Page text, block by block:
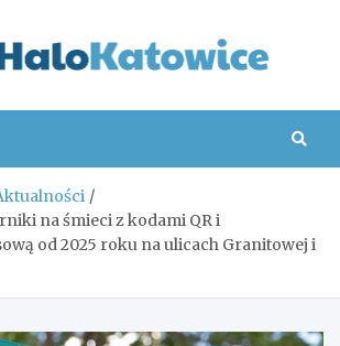
na śmieci z kodami QR i
od 2025 roku na ulicach Granitowej i